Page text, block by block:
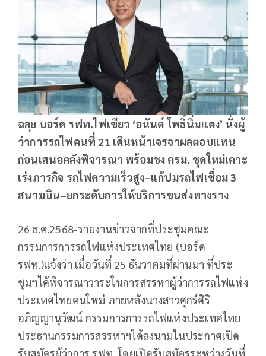
ฉลุย บอร์ด รฟท.ไฟเขียว ‘อนันต์ โพธิ์นิ่มแดง’ นั่งผู้
ว่าการรถไฟคนที่ 21 เดินหน้าเจรจาผลตอบแทน
ก่อนเสนอคลังพิจารณา พร้อมชง ครม. ชุดใหม่เคาะ
เร่งภารกิจ รถไฟความเร็วสูง–แก้ปมรถไฟเชื่อม 3
สนามบิน–ยกระดับการให้บริการขนส่งทางราง
26 ธ.ค.2568-รายงานข่าวจากที่ประชุมคณะ
กรรมการการรถไฟแห่งประเทศไทย (บอร์ด
รฟท.)แจ้งว่า เมื่อวันที่ 25 ธันวาคมที่ผ่านมา ที่ประ
ชุมฯได้พิจารณาวาระในการสรรหาผู้ว่าการรถไฟแห่ง
ประเทศไทยคนใหม่ ภายหลังนางสาวศุกร์ศิริ
อภิญญานุวัฒน์ กรรมการการรถไฟแห่งประเทศไทย
ประธานกรรมการสรรหาฯได้ลงนามในประกาศเปิด